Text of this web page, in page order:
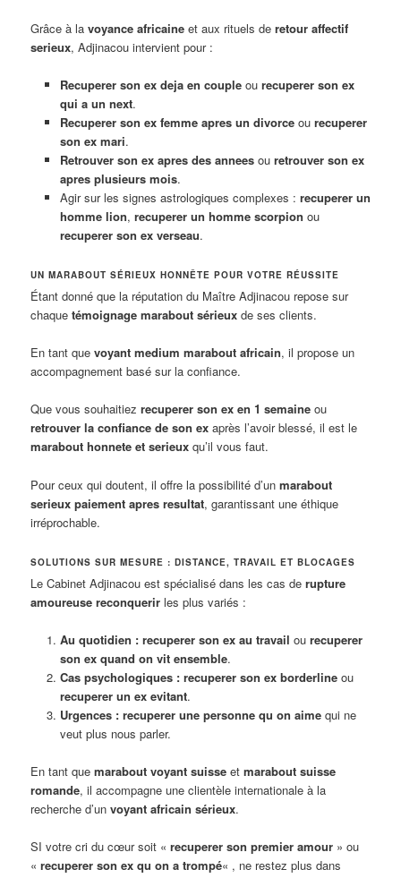
Grâce à lavoyance africaine et aux rituels deretour affectif
serieux, Adjinacou intervient pour :
Recuperer son ex deja en coupleou recuperer son ex
qui a un next.
Recuperer son ex femme apres un divorceou recuperer
son ex mari.
Retrouver son ex apres des anneesou retrouver son ex
apres plusieurs mois.
Agir sur les signes astrologiques complexes : recuperer un
homme lion, recuperer un homme scorpion ou
recuperer son ex verseau.
UN MARABOUT SÉRIEUX HONNÊTE POUR VOTRE RÉUSSITE
Étant donné que la réputation du Maître Adjinacou repose sur
chaquetémoignage marabout sérieux de ses clients.
En tant quevoyant medium marabout africain, il propose un
accompagnement basé sur la confiance.
Que vous souhaitiezrecuperer son ex en 1 semaine ou
retrouver la confiance de son ex après l’avoir blessé, il est le
marabout honnete et serieux qu’il vous faut.
Pour ceux qui doutent, il offre la possibilité d’unmarabout
serieux paiement apres resultat, garantissant une éthique
irréprochable.
SOLUTIONS SUR MESURE : DISTANCE, TRAVAIL ET BLOCAGES
Le Cabinet Adjinacou est spécialisé dans les cas derupture
amoureuse reconquerir les plus variés :
Au quotidien : recuperer son ex au travail ou recuperer
son ex quand on vit ensemble.
Cas psychologiques : recuperer son ex borderlineou
recuperer un ex evitant.
Urgences : recuperer une personne qu on aimequi ne
veut plus nous parler.
En tant quemarabout voyant suisse etmarabout suisse
romande, il accompagne une clientèle internationale à la
recherche d’unvoyant africain sérieux.
SI votre cri du cœur soit «recuperer son premier amour » ou
«recuperer son ex qu on a trompé« , ne restez plus dans